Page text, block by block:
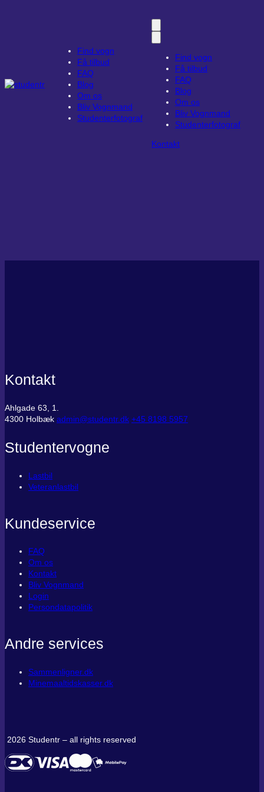
Find vogn
Få tilbud
FAQ
Blog
Om os
Bliv Vognmand
Studenterfotograf
Find vogn
Få tilbud
FAQ
Blog
Om os
Bliv Vognmand
Studenterfotograf
Kontakt
Kontakt
Ahlgade 63, 1.
4300 Holbæk admin@studentr.dk ‭+45 8198 5957
Studentervogne
Lastbil
Veteranlastbil
Kundeservice
FAQ
Om os
Kontakt
Bliv Vognmand
Login
Persondatapolitik
Andre services
Sammenligner.dk
Minemaaltidskasser.dk
2026 Studentr – all rights reserved